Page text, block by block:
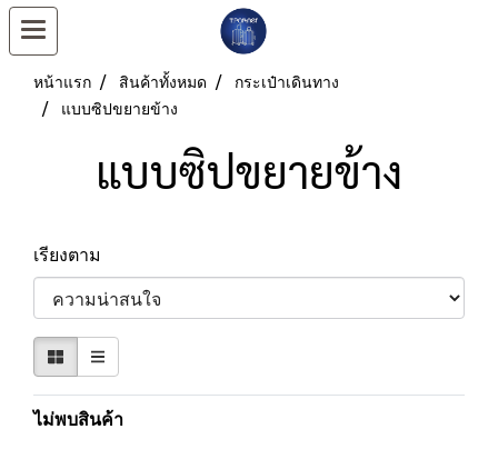
หน้าแรก สินค้าทั้งหมด
กระเป๋าเดินทาง
แบบซิปขยายข้าง
แบบซิปขยายข้าง
เรียงตาม
ไม่พบสินค้า